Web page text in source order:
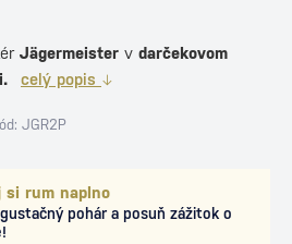
si rum naplno
pohár a posuň zážitok o
Jägermeister v darčekovom
celý popis
JGR2P